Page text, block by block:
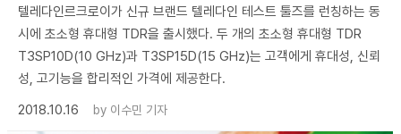
텔레다인르크로이가 신규 브랜드 텔레다인 테스트 툴즈를 런칭하는 동
시에 초소형 휴대형 TDR을 출시했다. 두 개의 초소형 휴대형 TDR
T3SP10D(10 GHz)과 T3SP15D(15 GHz)는 고객에게 휴대성, 신뢰
성, 고기능을 합리적인 가격에 제공한다.
2018.10.16
by 이수민 기자